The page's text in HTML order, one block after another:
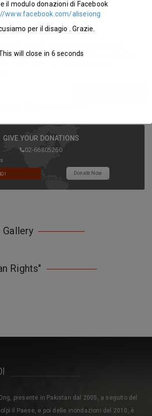
HTMLtags and attributes:
cite=""> <cite> <code>
GIVE YOUR DONATIONS
02-66805260
Donate Now
Gallery
Rights"
presente in Pakistan dal 2005, a seguito del
il Paese, e poi delle inondazioni del 2010, è
il modulo donazioni di Facebook
www.facebook.com/aliseiong
per il disagio . Grazie.
will close in 5 seconds